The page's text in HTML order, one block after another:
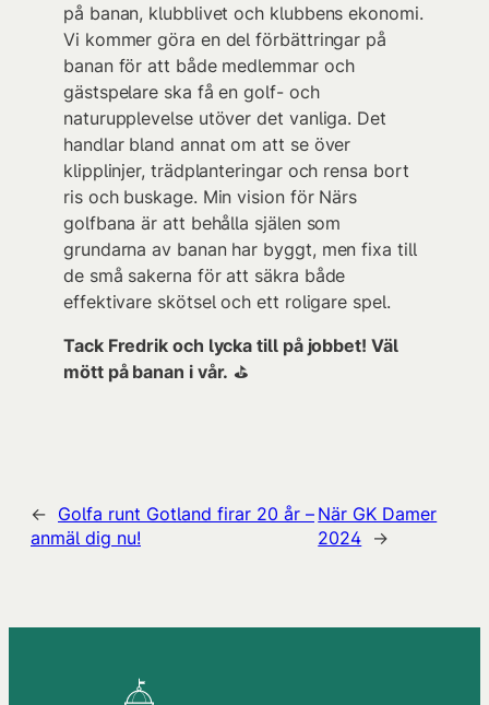
på banan, klubblivet och klubbens ekonomi.
Vi kommer göra en del förbättringar på
banan för att både medlemmar och
gästspelare ska få en golf- och
naturupplevelse utöver det vanliga. Det
handlar bland annat om att se över
klipplinjer, trädplanteringar och rensa bort
ris och buskage. Min vision för Närs
golfbana är att behålla själen som
grundarna av banan har byggt, men fixa till
de små sakerna för att säkra både
effektivare skötsel och ett roligare spel.
Tack Fredrik och lycka till på jobbet! Väl
mött på banan i vår. ⛳️
← Golfa runt Gotland firar 20 år –
anmäl dig nu!
När GK Damer
2024 →